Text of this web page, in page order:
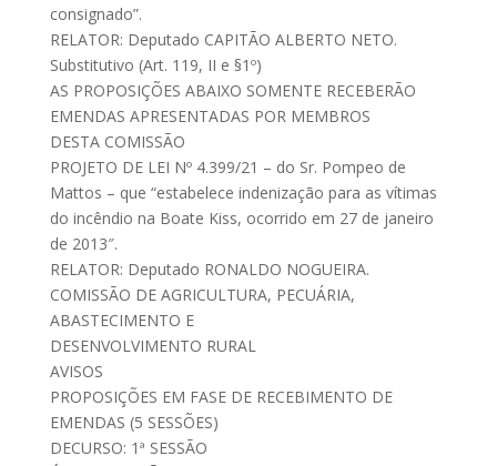
consignado”.
RELATOR: Deputado CAPITÃO ALBERTO NETO.
Substitutivo (Art. 119, II e §1º)
AS PROPOSIÇÕES ABAIXO SOMENTE RECEBERÃO
EMENDAS APRESENTADAS POR MEMBROS
DESTA COMISSÃO
PROJETO DE LEI Nº 4.399/21 – do Sr. Pompeo de
Mattos – que “estabelece indenização para as vítimas
do incêndio na Boate Kiss, ocorrido em 27 de janeiro
de 2013″.
RELATOR: Deputado RONALDO NOGUEIRA.
COMISSÃO DE AGRICULTURA, PECUÁRIA,
ABASTECIMENTO E
DESENVOLVIMENTO RURAL
AVISOS
PROPOSIÇÕES EM FASE DE RECEBIMENTO DE
EMENDAS (5 SESSÕES)
DECURSO: 1ª SESSÃO